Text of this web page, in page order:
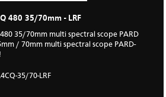
480 35/70mm - LRF
35/70mm multi spectral scope PARD
/ 70mm multi spectral scope PARD-
35/70-LRF